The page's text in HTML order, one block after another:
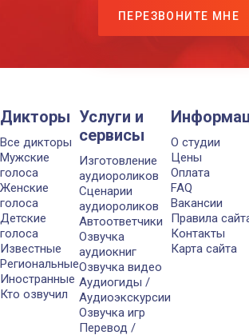
ПЕРЕЗВОНИТЕ МНЕ
Дикторы
Все дикторы
Мужские
голоса
Женские
голоса
Детские
голоса
Известные
Региональные
Иностранные
Кто озвучил
Услуги и
сервисы
Изготовление
аудиороликов
Сценарии
аудиороликов
Автоответчики
Озвучка
аудиокниг
Озвучка видео
Аудиогиды /
Аудиоэкскурсии
Озвучка игр
Перевод /
О студии
Цены
Оплата
FAQ
Вакансии
Правила
Контакты
Карта сайта